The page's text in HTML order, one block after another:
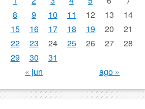
« jun ago »
8
9 10 11 12 13
14
15
16 17 18 19 20
21
22
23 24 25 26 27
28
29
30 31